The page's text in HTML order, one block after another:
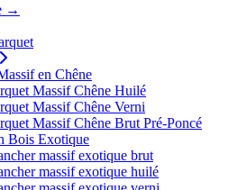
→
en Chêne
Massif Chêne Huilé
Massif Chêne Verni
Massif Chêne Brut Pré-Poncé
Bois Exotique
massif exotique brut
massif exotique huilé